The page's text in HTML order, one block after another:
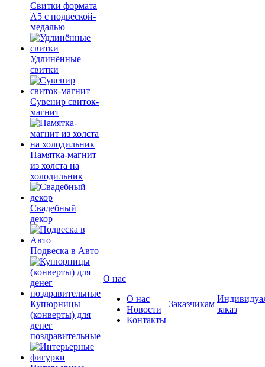
Свитки формата
А5 с подвеской-
медалью
Удлинённые
свитки
Сувенир свиток-
магнит
Памятка-магнит
из холста на
холодильник
Свадебный
декор
Подвеска в Авто
Купюрницы
(конверты) для
денег
поздравительные
О нас
О нас
Новости
Контакты
Заказчикам
заказ